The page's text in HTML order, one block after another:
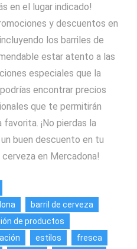
en el lugar indicado!
y descuentos en
los barriles de
estar atento a las
especiales que la
encontrar precios
que te permitirán
¡No pierdas la
buen descuento en tu
en Mercadona!
barril de cerveza
de productos
estilos
fresca